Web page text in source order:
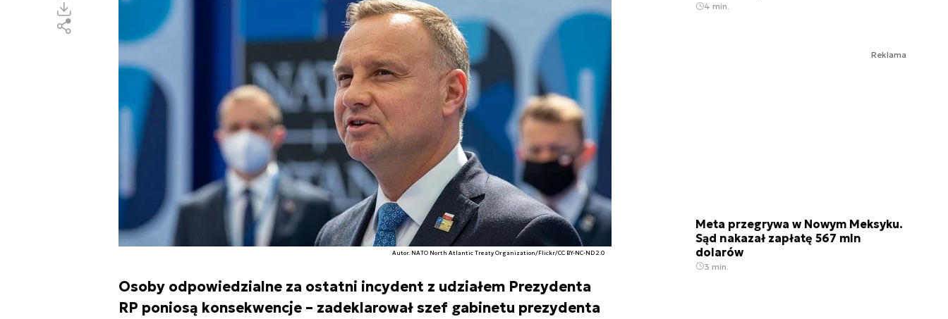
Autor. NATO North Atlantic Treaty Organization/Flickr/CC BY-NC-ND 2.0
Osoby odpowiedzialne za ostatni incydent z udziałem Prezydenta
RP poniosą konsekwencje – zadeklarował szef gabinetu prezydenta
4 min.
Reklama
Meta przegrywa w Nowym Meksyku.
Sąd nakazał zapłatę 567 mln
dolarów
3 min.